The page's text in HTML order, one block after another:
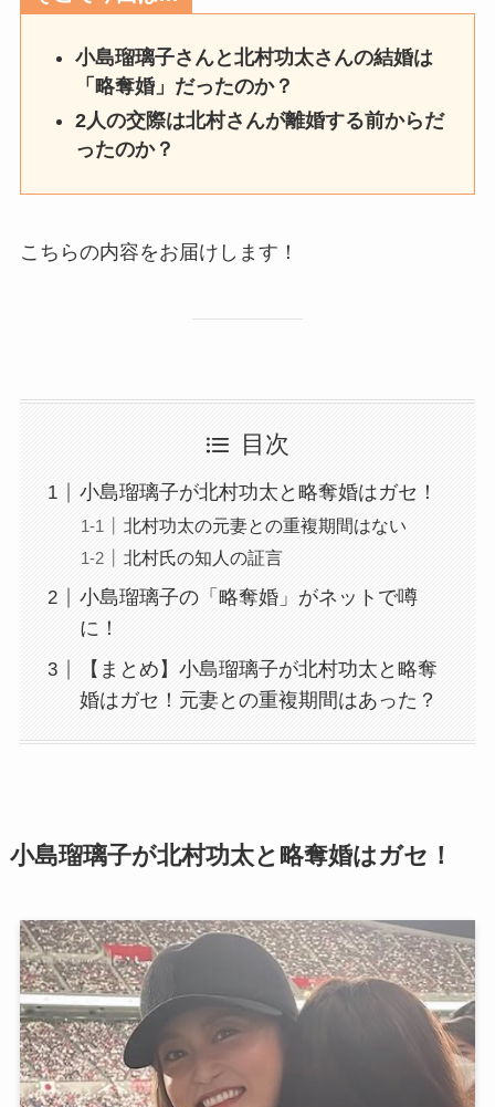
小島瑠璃子さんと北村功太さんの結婚は
「略奪婚」だったのか？
2人の交際は北村さんが離婚する前からだ
ったのか？
こちらの内容をお届けします！
目次
小島瑠璃子が北村功太と略奪婚はガセ！
北村功太の元妻との重複期間はない
北村氏の知人の証言
小島瑠璃子の「略奪婚」がネットで噂
に！
【まとめ】小島瑠璃子が北村功太と略奪
婚はガセ！元妻との重複期間はあった？
小島瑠璃子が北村功太と略奪婚はガセ！